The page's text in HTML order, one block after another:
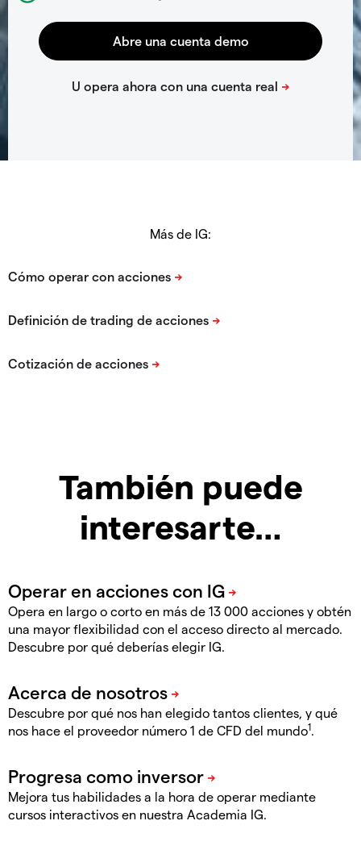
Más de IG:
También puede
interesarte…
Opera en largo o corto en más de 13 000 acciones y obtén
una mayor flexibilidad con el acceso directo al mercado.
Descubre por qué deberías elegir IG.
Descubre por qué nos han elegido tantos clientes, y qué
nos hace el proveedor número 1 de CFD del mundo1.
Mejora tus habilidades a la hora de operar mediante
cursos interactivos en nuestra Academia IG.